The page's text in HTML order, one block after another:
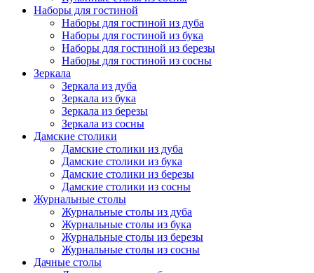
Наборы для гостиной
Наборы для гостиной из дуба
Наборы для гостиной из бука
Наборы для гостиной из березы
Наборы для гостиной из сосны
Зеркала
Зеркала из дуба
Зеркала из бука
Зеркала из березы
Зеркала из сосны
Дамские столики
Дамские столики из дуба
Дамские столики из бука
Дамские столики из березы
Дамские столики из сосны
Журнальные столы
Журнальные столы из дуба
Журнальные столы из бука
Журнальные столы из березы
Журнальные столы из сосны
Дачные столы